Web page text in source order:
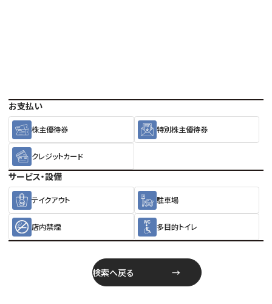
お支払い
株主優待券 特別株主優待券
クレジットカード
サービス・設備
テイクアウト 駐車場
店内禁煙 多目的トイレ
検索へ戻る